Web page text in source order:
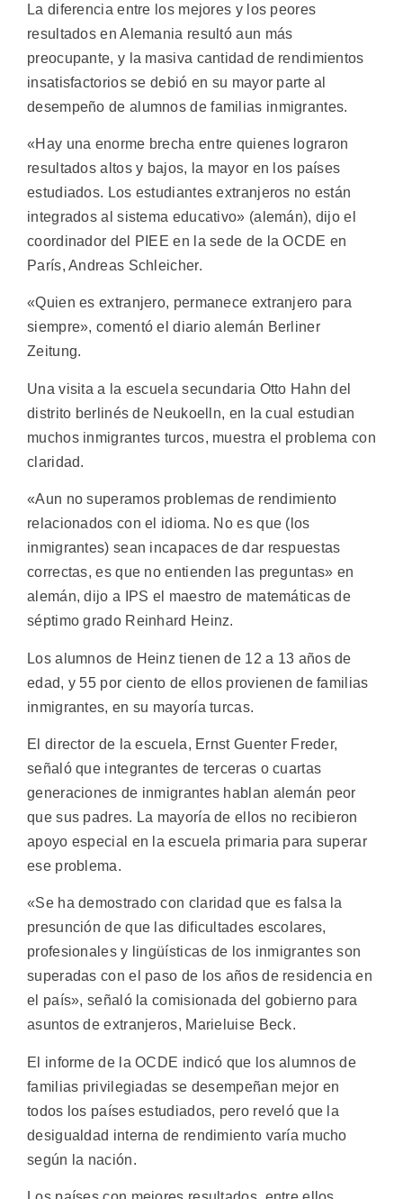
La diferencia entre los mejores y los peores
resultados en Alemania resultó aun más
preocupante, y la masiva cantidad de rendimientos
insatisfactorios se debió en su mayor parte al
desempeño de alumnos de familias inmigrantes.
«Hay una enorme brecha entre quienes lograron
resultados altos y bajos, la mayor en los países
estudiados. Los estudiantes extranjeros no están
integrados al sistema educativo» (alemán), dijo el
coordinador del PIEE en la sede de la OCDE en
París, Andreas Schleicher.
«Quien es extranjero, permanece extranjero para
siempre», comentó el diario alemán Berliner
Zeitung.
Una visita a la escuela secundaria Otto Hahn del
distrito berlinés de Neukoelln, en la cual estudian
muchos inmigrantes turcos, muestra el problema con
claridad.
«Aun no superamos problemas de rendimiento
relacionados con el idioma. No es que (los
inmigrantes) sean incapaces de dar respuestas
correctas, es que no entienden las preguntas» en
alemán, dijo a IPS el maestro de matemáticas de
séptimo grado Reinhard Heinz.
Los alumnos de Heinz tienen de 12 a 13 años de
edad, y 55 por ciento de ellos provienen de familias
inmigrantes, en su mayoría turcas.
El director de la escuela, Ernst Guenter Freder,
señaló que integrantes de terceras o cuartas
generaciones de inmigrantes hablan alemán peor
que sus padres. La mayoría de ellos no recibieron
apoyo especial en la escuela primaria para superar
ese problema.
«Se ha demostrado con claridad que es falsa la
presunción de que las dificultades escolares,
profesionales y lingüísticas de los inmigrantes son
superadas con el paso de los años de residencia en
el país», señaló la comisionada del gobierno para
asuntos de extranjeros, Marieluise Beck.
El informe de la OCDE indicó que los alumnos de
familias privilegiadas se desempeñan mejor en
todos los países estudiados, pero reveló que la
desigualdad interna de rendimiento varía mucho
según la nación.